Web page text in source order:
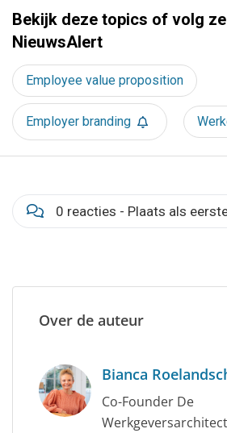
Bekijk deze topics of volg
NieuwsAlert
Employee value proposition
Employer branding
0 reacties - Plaats als
Over de auteur
Bianca
Co-Founder De